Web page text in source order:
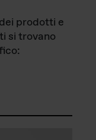
prodotti e
si trovano